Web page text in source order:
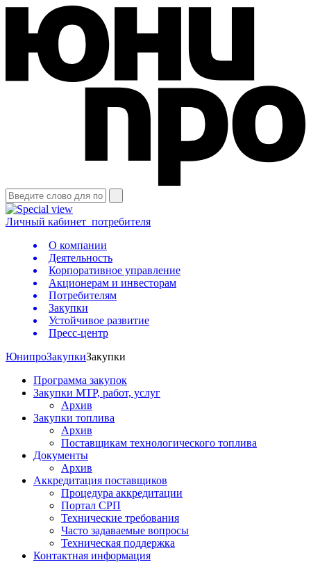
Личный кабинет потребителя
О компании
Деятельность
Корпоративное управление
Акционерам и инвесторам
Потребителям
Закупки
Устойчивое развитие
Пресс-центр
ЮнипроЗакупкиЗакупки
Программа закупок
Закупки МТР, работ, услуг
Архив
Закупки топлива
Архив
Поставщикам технологического топлива
Документы
Архив
Аккредитация поставщиков
Процедура аккредитации
Портал СРП
Технические требования
Часто задаваемые вопросы
Техническая поддержка
Контактная информация